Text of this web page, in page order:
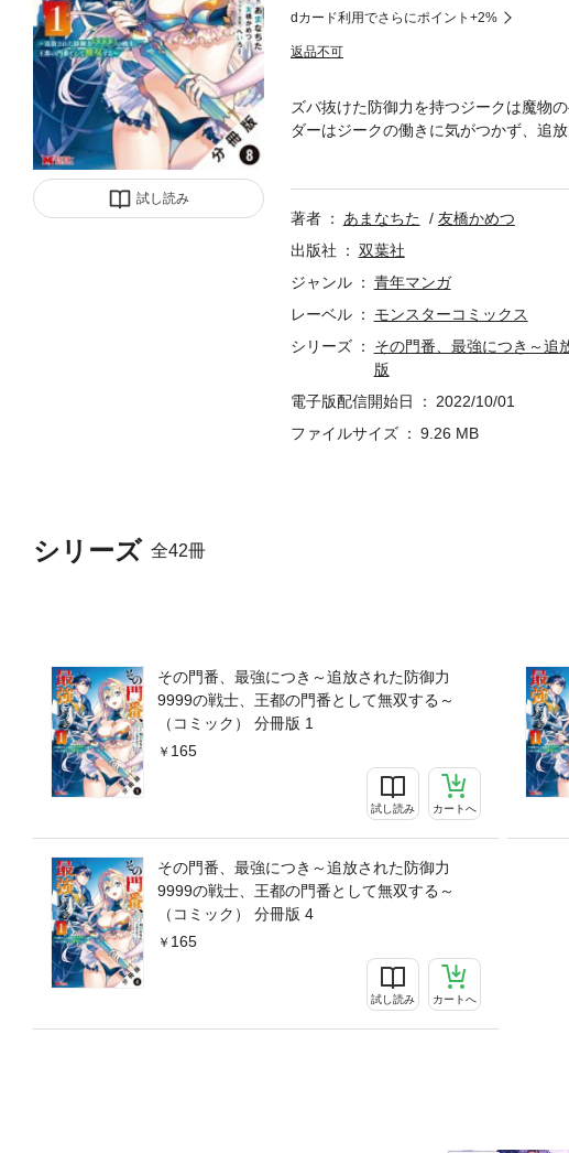
試し読み
dカード利用でさらにポイント+2%
返品不可
シリーズ 全42冊
その門番、最強につき～追放された防御力
9999の戦士、王都の門番として無双する～
（コミック） 分冊版 1
165
試し読み カートへ
その門番、最強につき～追放された防御力
9999の戦士、王都の門番として無双する～
（コミック） 分冊版 4
165
試し読み カートへ
ズバ抜けた防御力を持つジークは魔物
ダーはジークの働きに気がつかず、追
クは王都に就職し、門番となった。持
著者
あまなちた
友橋かめつ
出版社
双葉社
ジャンル
青年マンガ
レーベル
モンスターコミックス
シリーズ
その門番、最強につき～追
版
電子版配信開始日
2022/10/01
ファイルサイズ
9.26 MB